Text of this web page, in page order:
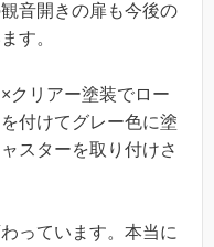
音開きの扉も今後の
す。
クリアー塗装でロー
付けてグレー色に塗
スターを取り付けさ
っています。本当に